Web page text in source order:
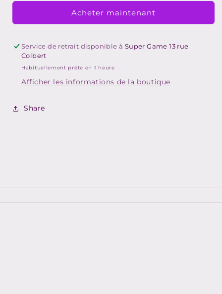
UMD)
PSP
(FILM
UMD)
PSP
Acheter maintenant
Service de retrait disponible à Super Game 13 rue
Colbert
Habituellement prête en 1 heure
Afficher les informations de la boutique
Share